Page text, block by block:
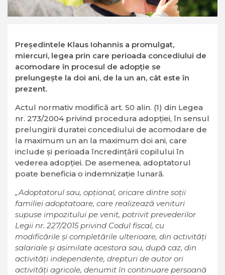
Preşedintele Klaus Iohannis a promulgat,
miercuri, legea prin care perioada concediului de
acomodare în procesul de adopţie se
prelungeşte la doi ani, de la un an, cât este în
prezent.
Actul normativ modifică art. 50 alin. (1) din Legea
nr. 273/2004 privind procedura adopţiei, în sensul
prelungirii duratei concediului de acomodare de
la maximum un an la maximum doi ani, care
include şi perioada încredinţării copilului în
vederea adopţiei. De asemenea, adoptatorul
poate beneficia o indemnizaţie lunară.
„Adoptatorul sau, opţional, oricare dintre soţii
familiei adoptatoare, care realizează venituri
supuse impozitului pe venit, potrivit prevederilor
Legii nr. 227/2015 privind Codul fiscal, cu
modificările şi completările ulterioare, din activităţi
salariale şi asimilate acestora sau, după caz, din
activităţi independente, drepturi de autor ori
activităţi agricole, denumit în continuare persoană